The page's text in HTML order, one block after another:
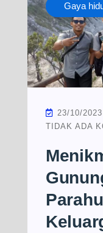
Gaya
23/10/2023
TIDAK ADA